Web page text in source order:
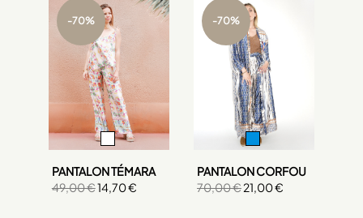
PANTALON TÉMARA
49,00 €14,70 €
-70%
PANTALON CORFOU
70,00 €21,00 €
-70%